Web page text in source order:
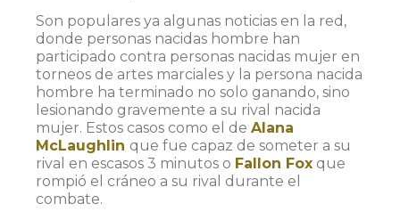
Son populares ya algunas noticias en la red,
donde personas nacidas hombre han
participado contra personas nacidas mujer en
torneos de artes marciales y la persona nacida
hombre ha terminado no solo ganando, sino
lesionando gravemente a su rival nacida
mujer. Estos casos como el de Alana
McLaughlin que fue capaz de someter a su
rival en escasos 3 minutos o Fallon Fox que
rompió el cráneo a su rival durante el
combate.